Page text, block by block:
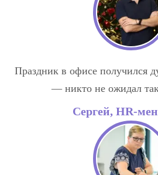
Праздник в офисе получился
— никто не ожидал
Сергей, HR-